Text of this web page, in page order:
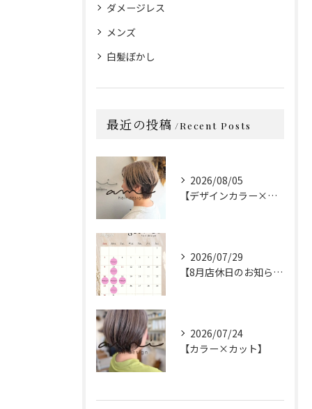
ダメージレス
メンズ
白髪ぼかし
最近の投稿 Recent Posts
2026/08/05
【デザインカラー×カット】
2026/07/29
【8月店休日のお知らせ】
2026/07/24
【カラー×カット】